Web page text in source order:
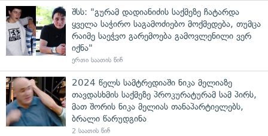
შსს: "გურამ დადიანიძის საქმეზე ჩატარდა
ყველა საჭირო საგამოძიებო მოქმედება, თუმცა
რაიმე საეჭვო გარემოება გამოვლენილი ვერ
იქნა"
ერთი საათის წინ
2024 წელს სამტრედიაში ნიკა მელიაზე
თავდასხმის საქმეზე პროკურატურამ სამ პირს,
მათ შორის ნიკა მელიას თანაპარტიელებს,
ბრალი წარუდგინა
2 საათის წინ